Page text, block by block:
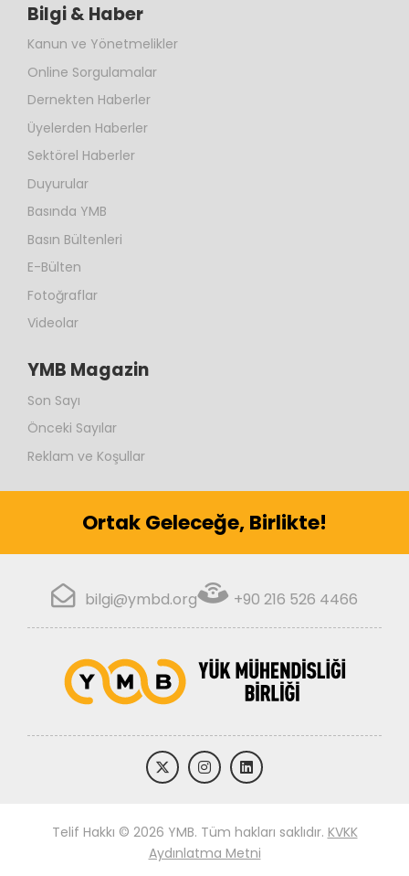
Bilgi & Haber
Kanun ve Yönetmelikler
Online Sorgulamalar
Dernekten Haberler
Üyelerden Haberler
Sektörel Haberler
Duyurular
Basında YMB
Basın Bültenleri
E-Bülten
Fotoğraflar
Videolar
YMB Magazin
Son Sayı
Önceki Sayılar
Reklam ve Koşullar
Ortak Geleceğe, Birlikte!
bilgi@ymbd.org +90 216 526 4466
Telif Hakkı © 2026 YMB. Tüm hakları saklıdır. KVKK
Aydınlatma Metni